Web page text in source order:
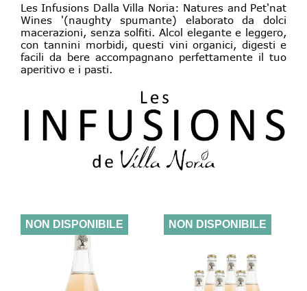
Les Infusions Dalla Villa Noria: Natures and Pet'nat
Wines '(naughty spumante) elaborato da dolci
macerazioni, senza solfiti. Alcol elegante e leggero,
con tannini morbidi, questi vini organici, digesti e
facili da bere accompagnano perfettamente il tuo
aperitivo e i pasti.
NON DISPONIBILE NON DISPONIBILE